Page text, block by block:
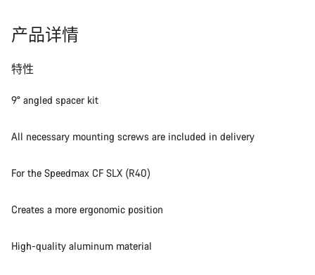
产品详情
特性
9° angled spacer kit
All necessary mounting screws are included in delivery
For the Speedmax CF SLX (R40)
Creates a more ergonomic position
High-quality aluminum material